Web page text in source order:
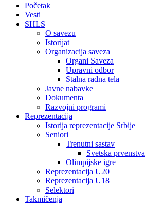
Početak
Vesti
SHLS
O savezu
Istorijat
Organizacija saveza
Organi Saveza
Upravni odbor
Stalna radna tela
Javne nabavke
Dokumenta
Razvojni programi
Reprezentacija
Istorija reprezentacije Srbije
Seniori
Trenutni sastav
Svetska prvenstva
Olimpijske igre
Reprezentacija U20
Reprezentacija U18
Selektori
Takmičenja